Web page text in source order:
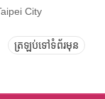
City
ត្រឡប់ទៅទំព័រមុន